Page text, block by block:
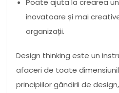
inovatoare și mai
organizații.
Design thinking este un
afaceri de toate
principiilor gândirii de